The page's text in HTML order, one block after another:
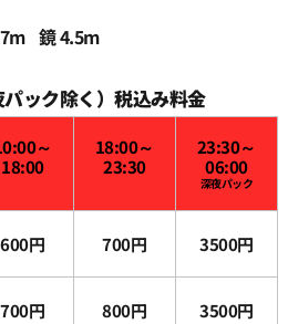
鏡 4.5m
ック除く）税込み料金
～
18:00
18:00～
23:30
23:30～
06:00
深夜パック
600円 700円 3500円
700円 800円 3500円